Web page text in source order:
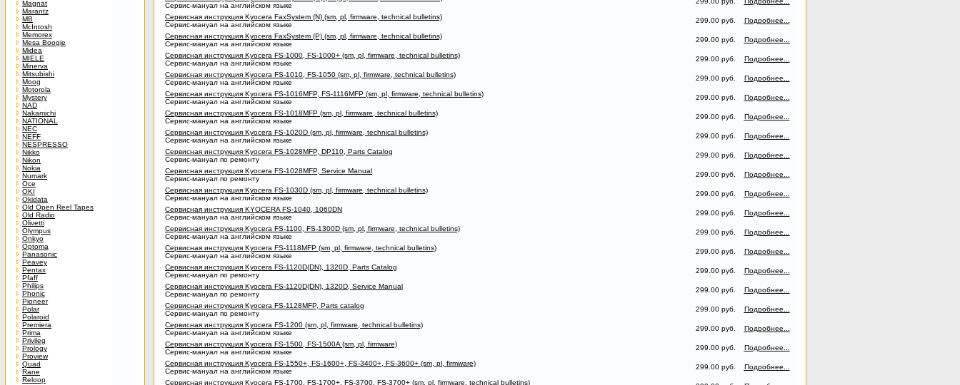
Magnat
Marantz
MB
McIntosh
Memorex
Mesa Boogie
Midea
MIELE
Minerva
Mitsubishi
Moog
Motorola
Mystery
NAD
Nakamichi
NATIONAL
NEC
NEFF
NESPRESSO
Nikko
Nikon
Nokia
Numark
Oce
OKI
Okidata
Old Open Reel Tapes
Old Radio
Olivetti
Olympus
Onkyo
Optoma
Panasonic
Peavey
Pentax
Pfaff
Philips
Phonic
Pioneer
Polar
Polaroid
Premiera
Prima
Privileg
Prology
Proview
Quad
Rane
Reloop
Сервис-мануал на английском языке
Сервисная инструкция Kyocera FaxSystem (N) (sm, pl, firmware, technical bulletins)
Сервис-мануал на английском языке
299.00 руб.
Подробнее...
Сервисная инструкция Kyocera FaxSystem (P) (sm, pl, firmware, technical bulletins)
Сервис-мануал на английском языке
299.00 руб.
Подробнее...
Сервисная инструкция Kyocera FS-1000, FS-1000+ (sm, pl, firmware, technical bulletins)
Сервис-мануал на английском языке
299.00 руб.
Подробнее...
Сервисная инструкция Kyocera FS-1010, FS-1050 (sm, pl, firmware, technical bulletins)
Сервис-мануал на английском языке
299.00 руб.
Подробнее...
Сервисная инструкция Kyocera FS-1016MFP, FS-1116MFP (sm, pl, firmware, technical bulletins)
Сервис-мануал на английском языке
299.00 руб.
Подробнее...
Сервисная инструкция Kyocera FS-1018MFP (sm, pl, firmware, technical bulletins)
Сервис-мануал на английском языке
299.00 руб.
Подробнее...
Сервисная инструкция Kyocera FS-1020D (sm, pl, firmware, technical bulletins)
Сервис-мануал на английском языке
299.00 руб.
Подробнее...
Сервисная инструкция Kyocera FS-1028MFP, DP110, Parts Catalog
Сервис-мануал по ремонту
299.00 руб.
Подробнее...
Сервисная инструкция Kyocera FS-1028MFP, Service Manual
Сервис-мануал по ремонту
299.00 руб.
Подробнее...
Сервисная инструкция Kyocera FS-1030D (sm, pl, firmware, technical bulletins)
Сервис-мануал на английском языке
299.00 руб.
Подробнее...
Сервисная инструкция KYOCERA FS-1040, 1060DN
Сервис-мануал на английском языке
299.00 руб.
Подробнее...
Сервисная инструкция Kyocera FS-1100, FS-1300D (sm, pl, firmware, technical bulletins)
Сервис-мануал на английском языке
299.00 руб.
Подробнее...
Сервисная инструкция Kyocera FS-1118MFP (sm, pl, firmware, technical bulletins)
Сервис-мануал на английском языке
299.00 руб.
Подробнее...
Сервисная инструкция Kyocera FS-1120D(DN), 1320D, Parts Catalog
Сервис-мануал по ремонту
299.00 руб.
Подробнее...
Сервисная инструкция Kyocera FS-1120D(DN), 1320D, Service Manual
Сервис-мануал по ремонту
299.00 руб.
Подробнее...
Сервисная инструкция Kyocera FS-1128MFP, Parts catalog
Сервис-мануал по ремонту
299.00 руб.
Подробнее...
Сервисная инструкция Kyocera FS-1200 (sm, pl, firmware, technical bulletins)
Сервис-мануал на английском языке
299.00 руб.
Подробнее...
Сервисная инструкция Kyocera FS-1500, FS-1500A (sm, pl, firmware)
Сервис-мануал на английском языке
299.00 руб.
Подробнее...
Сервисная инструкция Kyocera FS-1550+, FS-1600+, FS-3400+, FS-3600+ (sm, pl, firmware)
Сервис-мануал на английском языке
299.00 руб.
Подробнее...
Сервисная инструкция Kyocera FS-1700, FS-1700+, FS-3700, FS-3700+ (sm, pl, firmware, technical bulletins)